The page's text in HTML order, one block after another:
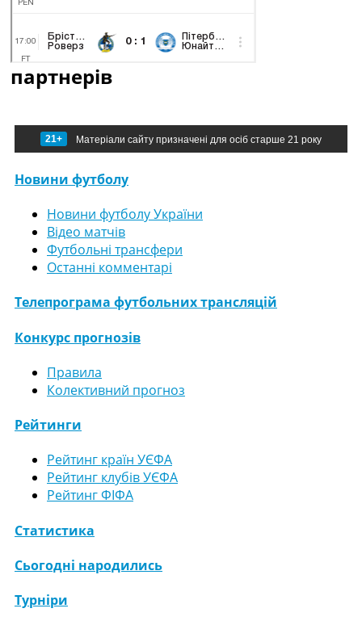
партнерів
21+ Матеріали сайту призначені для осіб старше 21 року
Новини футболу
Новини футболу України
Відео матчів
Футбольні трансфери
Останні комментарі
Телепрограма футбольних трансляцій
Конкурс прогнозів
Правила
Колективний прогноз
Рейтинги
Рейтинг країн УЄФА
Рейтинг клубів УЄФА
Рейтинг ФІФА
Статистика
Сьогодні народились
Турніри